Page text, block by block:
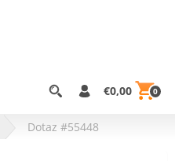
€0,00 0
Dotaz #55448